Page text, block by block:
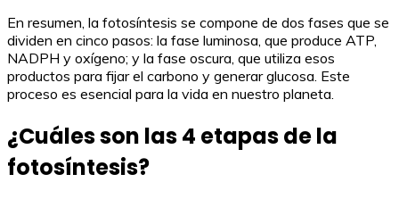
En resumen, la fotosíntesis se compone de dos fases que se
dividen en cinco pasos: la fase luminosa, que produce ATP,
NADPH y oxígeno; y la fase oscura, que utiliza esos
productos para fijar el carbono y generar glucosa. Este
proceso es esencial para la vida en nuestro planeta.
¿Cuáles son las 4 etapas de la
fotosíntesis?